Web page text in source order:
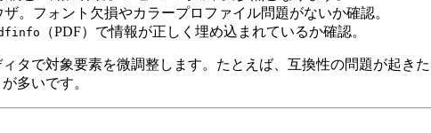
ザ。フォント欠損やカラープロファイル問題がないか確認。
（PDF）で情報が正しく埋め込まれているか確認。
タで対象要素を微調整します。たとえば、互換性の問題が起き
多いです。